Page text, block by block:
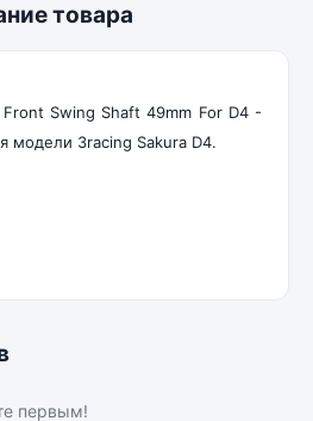
товара
Front Swing Shaft 49mm For D4 -
модели 3racing Sakura D4.
первым!